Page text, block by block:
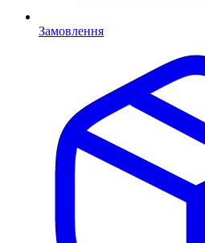
Замовлення